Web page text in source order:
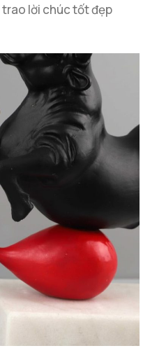
trao lời chúc tốt đẹp